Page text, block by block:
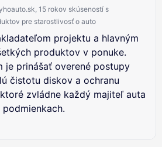
15 rokov skúseností s
pre starostlivosť o auto
projektu a hlavným
produktov v ponuke.
je prinášať overené postupy
čistotu diskov a ochranu
zvládne každý majiteľ auta